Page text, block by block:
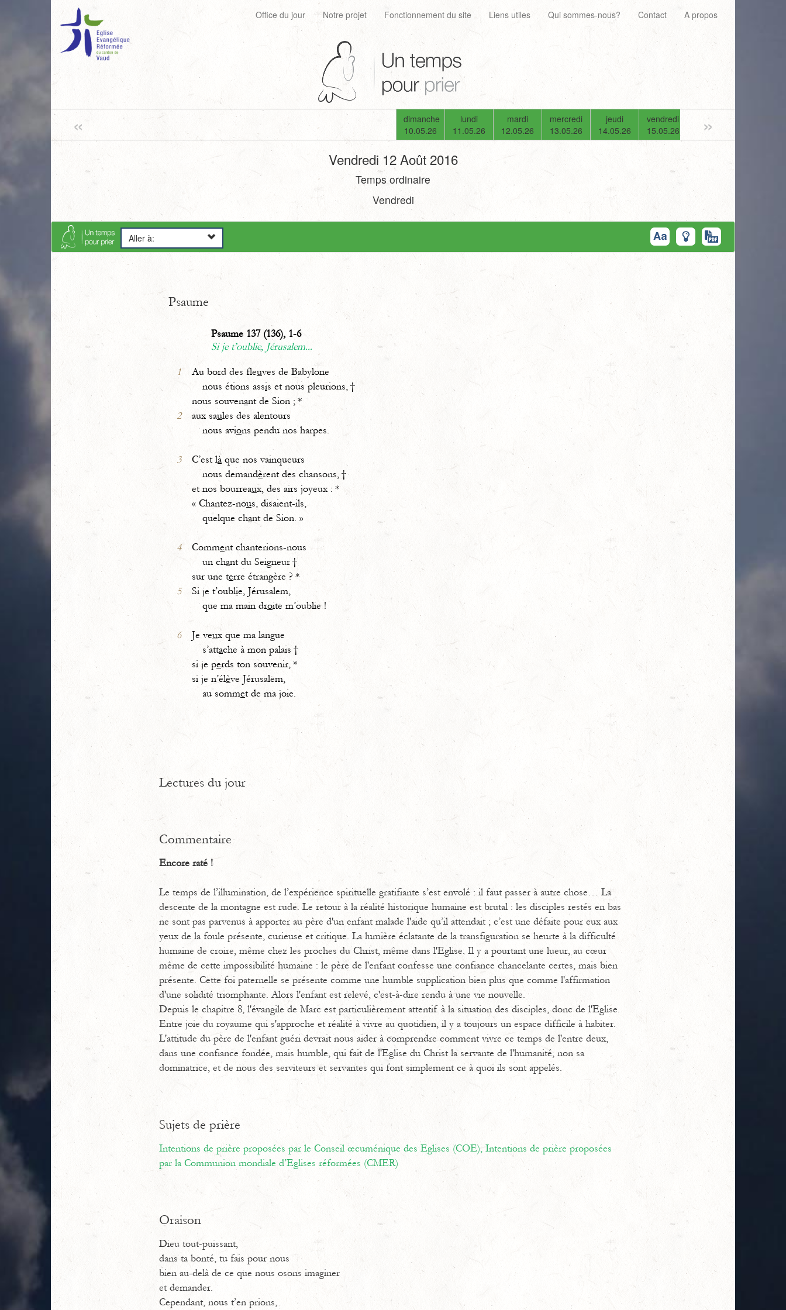
Office du jour Notre projet Fonctionnement du site Liens utiles Qui sommes-nous? Contact A propos
«
dimanche
10.05.26
lundi
11.05.26
mardi
12.05.26
mercredi
13.05.26
jeudi
14.05.26
vendredi
15.05.26
16.05.26
»
Vendredi 12 Août 2016
Temps ordinaire
Vendredi
Aller à:
Psaume
Psaume 137 (136), 1-6
Si je t’oublie, Jérusalem...
1 Au bord des fleuves de Babylone
nous étions assis et nous pleurions, †
nous souvenant de Sion ; *
2
aux saules des alentours
nous avions pendu nos harpes.
3 C’est làque nos vainqueurs
nous demandèrent des chansons, †
et nos bourreaux, des airs joyeux : *
« Chantez-nous, disaient-ils,
quelque chant de Sion. »
4 Comment chanterions-nous
un chant du Seigneur †
sur une terre étrangère ? *
5
Si je t’oublie, Jérusalem,
que ma main droite m’oublie !
6 Je veux que ma langue
s’attache à mon palais †
si je perds ton souvenir, *
si je n’élève Jérusalem,
au sommet de ma joie.
Lectures du jour
Commentaire
Encore raté !
Le temps de l’illumination, de l’expérience spirituelle gratifiante s’est envolé : il faut passer à autre chose… La
descente de la montagne est rude. Le retour à la réalité historique humaine est brutal : les disciples restés en bas
ne sont pas parvenus à apporter au père d'un enfant malade l'aide qu’il attendait ; c’est une défaite pour eux aux
yeux de la foule présente, curieuse et critique. La lumière éclatante de la transfiguration se heurte à la difficulté
humaine de croire, même chez les proches du Christ, même dans l'Eglise. Il y a pourtant une lueur, au cœur
même de cette impossibilité humaine : le père de l'enfant confesse une confiance chancelante certes, mais bien
présente. Cette foi paternelle se présente comme une humble supplication bien plus que comme l'affirmation
d'une solidité triomphante. Alors l'enfant est relevé, c'est-à-dire rendu à une vie nouvelle.
Depuis le chapitre 8, l'évangile de Marc est particulièrement attentif à la situation des disciples, donc de l'Eglise.
Entre joie du royaume qui s'approche et réalité à vivre au quotidien, il y a toujours un espace difficile à habiter.
L'attitude du père de l'enfant guéri devrait nous aider à comprendre comment vivre ce temps de l'entre deux,
dans une confiance fondée, mais humble, qui fait de l'Eglise du Christ la servante de l'humanité, non sa
dominatrice, et de nous des serviteurs et servantes qui font simplement ce à quoi ils sont appelés.
Sujets de prière
Intentions de prière proposées par le Conseil œcuménique des Eglises (COE), Intentions de prière proposées
par la Communion mondiale d’Eglises réformées (CMER)
Oraison
Dieu tout-puissant,
dans ta bonté, tu fais pour nous
bien au-delà de ce que nous osons imaginer
et demander.
Cependant, nous t’en prions,